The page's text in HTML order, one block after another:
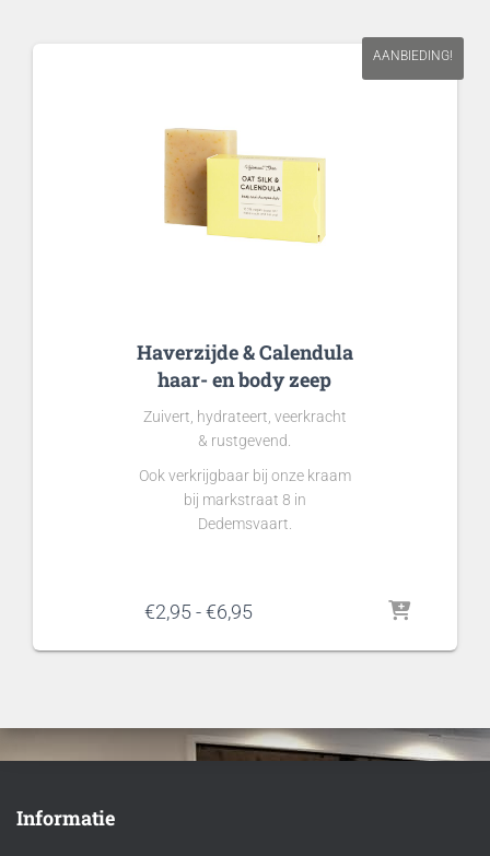
AANBIEDING!
Haverzijde & Calendula
haar- en body zeep
Zuivert, hydrateert, veerkracht
& rustgevend.
Ook verkrijgbaar bij onze kraam
bij markstraat 8 in
Dedemsvaart.
€2,95-€6,95Prijsklasse:
tot
Informatie